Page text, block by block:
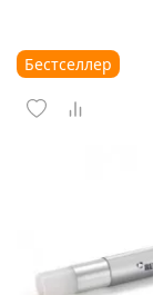
Бестселлер